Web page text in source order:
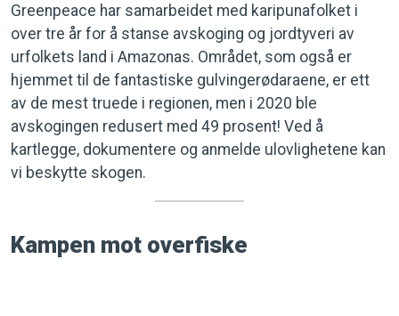
Greenpeace har samarbeidet med karipunafolket i
over tre år for å stanse avskoging og jordtyveri av
urfolkets land i Amazonas. Området, som også er
hjemmet til de fantastiske gulvingerødaraene, er ett
av de mest truede i regionen, men i 2020 ble
avskogingen redusert med 49 prosent! Ved å
kartlegge, dokumentere og anmelde ulovlighetene kan
vi beskytte skogen.
Kampen mot overfiske